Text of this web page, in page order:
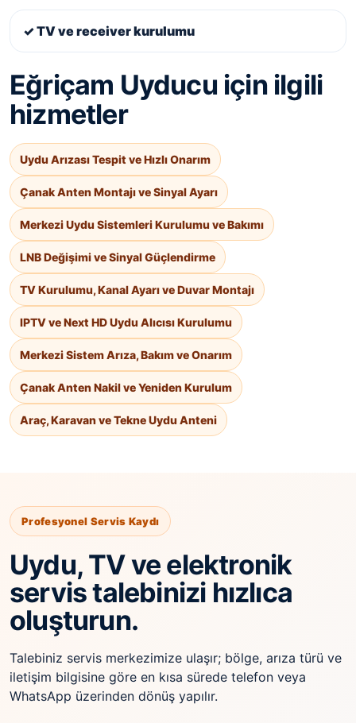
✓ TV ve receiver kurulumu
Eğriçam Uyducu için ilgili
hizmetler
Uydu Arızası Tespit ve Hızlı Onarım
Çanak Anten Montajı ve Sinyal Ayarı
Merkezi Uydu Sistemleri Kurulumu ve Bakımı
LNB Değişimi ve Sinyal Güçlendirme
TV Kurulumu, Kanal Ayarı ve Duvar Montajı
IPTV ve Next HD Uydu Alıcısı Kurulumu
Merkezi Sistem Arıza, Bakım ve Onarım
Çanak Anten Nakil ve Yeniden Kurulum
Araç, Karavan ve Tekne Uydu Anteni
Profesyonel Servis Kaydı
Uydu, TV ve elektronik
servis talebinizi hızlıca
oluşturun.
Talebiniz servis merkezimize ulaşır; bölge, arıza türü ve
iletişim bilgisine göre en kısa sürede telefon veya
WhatsApp üzerinden dönüş yapılır.